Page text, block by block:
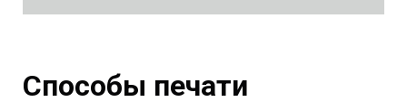
Способы печати